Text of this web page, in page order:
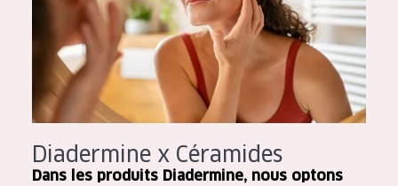
Diadermine x Céramides
Dans les produits Diadermine, nous optons